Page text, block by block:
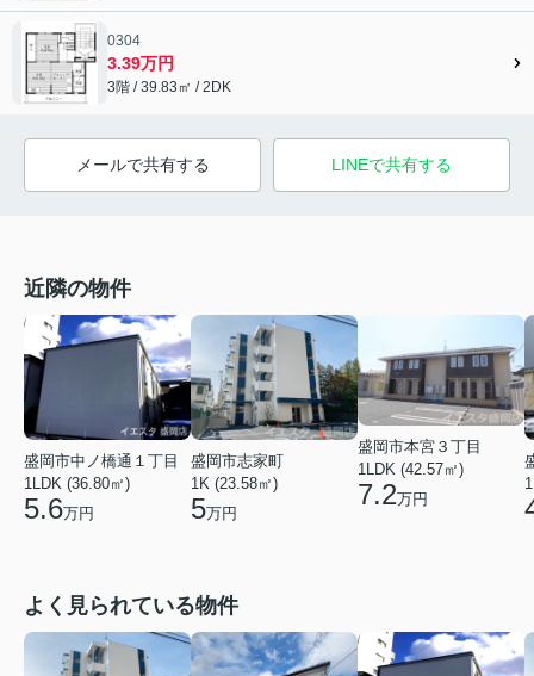
0304
3.39万円
3階 / 39.83㎡ / 2DK
メールで共有する LINEで共有する
近隣の物件
盛岡市中ノ橋通１丁目
1LDK (36.80㎡)
5.6万円
盛岡市志家町
1K (23.58㎡)
5万円
盛岡市本宮３丁目
1LDK (42.57㎡)
7.2万円
よく見られている物件